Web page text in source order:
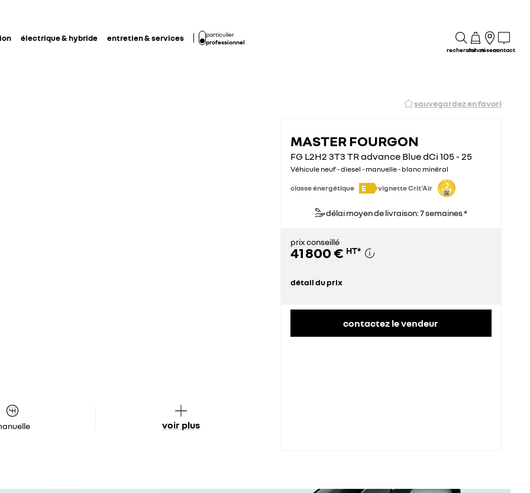
électrique & hybride entretien & services
particulier
professionnel
rechercheachatréseaucontact
sauvegardez en favori
voir plus
MASTER FOURGON
FG L2H2 3T3 TR advance Blue dCi 105 - 25
Véhicule neuf - diesel - manuelle - blanc minéral
classe énergétique E vignette Crit'Air
délai moyen de livraison: 7 semaines *
prix conseillé
41 800 € HT*
détail du prix
contactez le vendeur